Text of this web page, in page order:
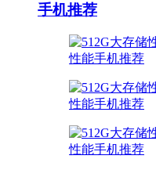
手机推荐